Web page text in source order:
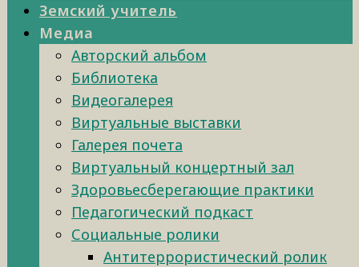
Земский учитель
Медиа
Авторский альбом
Библиотека
Видеогалерея
Виртуальные выставки
Галерея почета
Виртуальный концертный зал
Здоровьесберегающие практики
Педагогический подкаст
Социальные ролики
Антитеррористический ролик